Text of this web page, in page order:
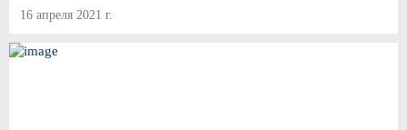
16 апреля 2021 г.